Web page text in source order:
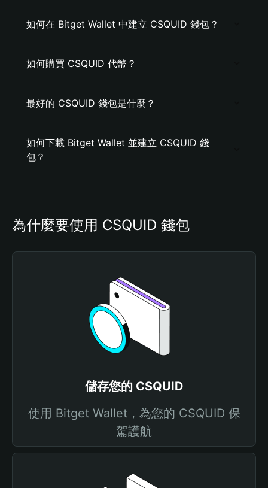
如何在 Bitget Wallet 中建立 CSQUID 錢包？
如何購買 CSQUID 代幣？
最好的 CSQUID 錢包是什麼？
如何下載 Bitget Wallet 並建立 CSQUID 錢
包？
為什麼要使用 CSQUID 錢包
儲存您的 CSQUID
使用 Bitget Wallet，為您的 CSQUID 保
駕護航